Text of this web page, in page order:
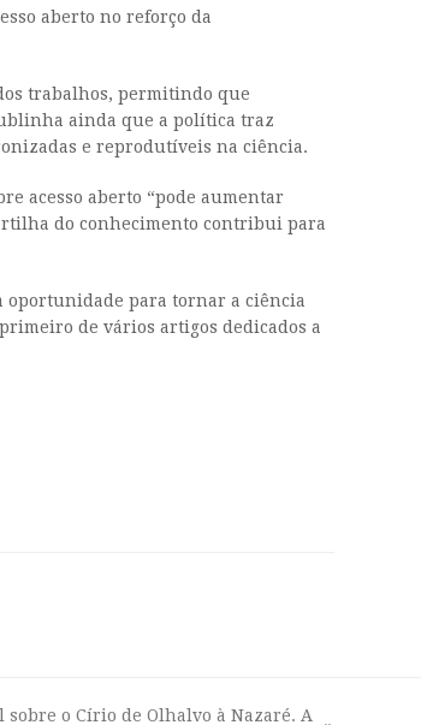
aberto no reforço da
trabalhos, permitindo que
ainda que a política traz
e reprodutíveis na ciência.
acesso aberto “pode aumentar
do conhecimento contribui para
oportunidade para tornar a ciência
de vários artigos dedicados a
o Círio de Olhalvo à Nazaré. A